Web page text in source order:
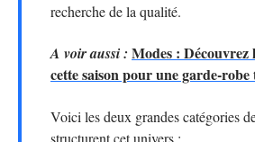
recherche de la qualité.
A voir aussi : Modes : Découvrez
cette saison pour une garde-robe
Voici les deux grandes catégories
structurent cet univers :